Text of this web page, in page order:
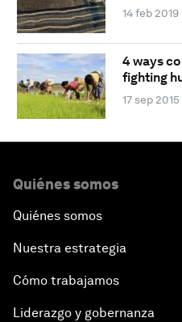
14 feb 2019
4 ways
fighting
17 sep 2015
Quiénes somos
Quiénes somos
Nuestra estrategia
Cómo trabajamos
Liderazgo y gobernanza